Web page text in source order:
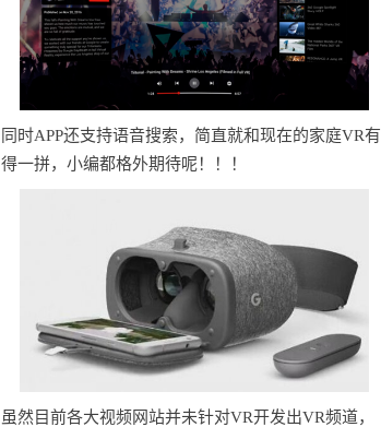
同时APP还支持语音搜索，简直就和现在的家庭VR有
得一拼，小编都格外期待呢！！！
虽然目前各大视频网站并未针对VR开发出VR频道，